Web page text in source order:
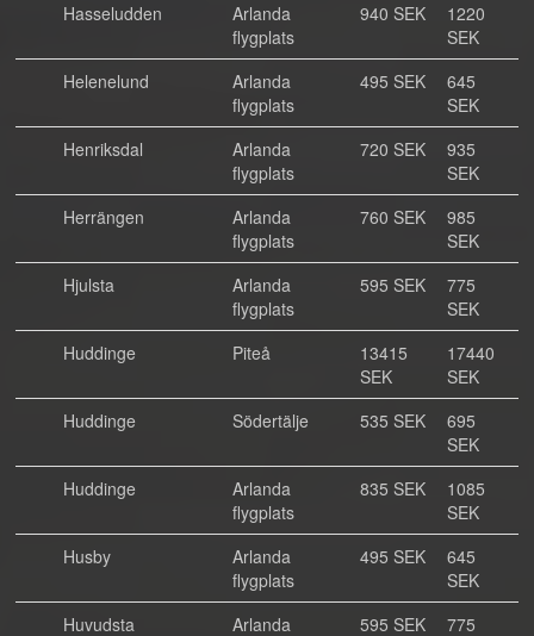
Hasseludden
Arlanda
flygplats
940 SEK
1220
SEK
Helenelund
Arlanda
flygplats
495 SEK
645
SEK
Henriksdal
Arlanda
flygplats
720 SEK
935
SEK
Herrängen
Arlanda
flygplats
760 SEK
985
SEK
Hjulsta
Arlanda
flygplats
595 SEK
775
SEK
Huddinge
Piteå
13415
SEK
17440
SEK
Huddinge
Södertälje 535 SEK
695
SEK
Huddinge
Arlanda
flygplats
835 SEK
1085
SEK
Husby
Arlanda
flygplats
495 SEK
645
SEK
Huvudsta
Arlanda
595 SEK
775